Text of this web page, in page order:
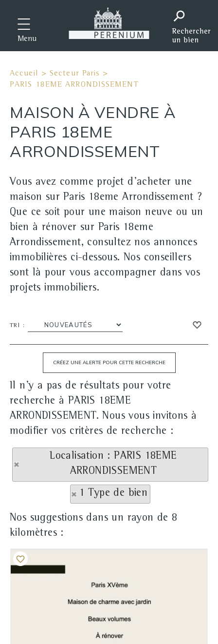
Menu
Accueil >Secteur Paris >
PARIS 18EME ARRONDISSEMENT
MAISON À VENDRE À
PARIS 18EME
ARRONDISSEMENT
Vous avez comme projet d'acheter une
maison sur Paris 18eme Arrondissement ?
Que ce soit pour une maison neuve ou un
bien à rénover sur Paris 18eme
Arrondissement, consultez nos annonces
immobilières ci-dessous. Nos conseillers
sont là pour vous accompagner dans vos
projets immobiliers.
TRI :
Il n'y a pas de résultats pour votre
recherche à PARIS 18EME
ARRONDISSEMENT. Nous vous invitons à
modifier vos critères de recherche :
Localisation : PARIS 18EME
ARRONDISSEMENT
1 Type de bien
Nos suggestions dans un rayon de 8
kilomètres :